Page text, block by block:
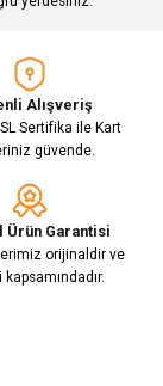
Alışveriş
Sertifika ile Kart
güvende.
Ürün Garantisi
orijinaldir ve